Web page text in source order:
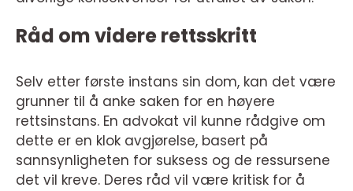
Råd om videre rettsskritt
Selv etter første instans sin dom, kan det være
grunner til å anke saken for en høyere
rettsinstans. En advokat vil kunne rådgive om
dette er en klok avgjørelse, basert på
sannsynligheten for suksess og de ressursene
det vil kreve. Deres råd vil være kritisk for å